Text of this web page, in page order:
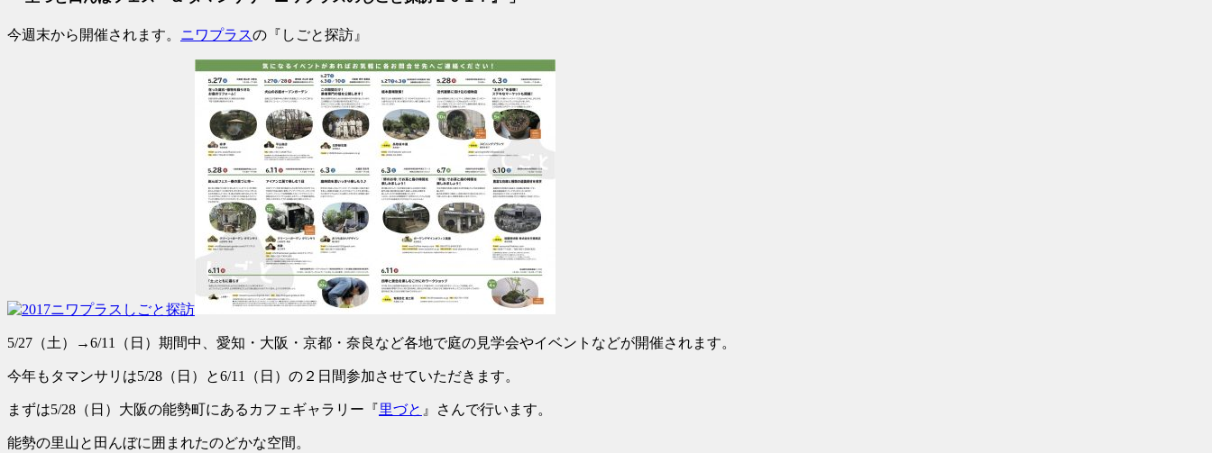
今週末から開催されます。 ニワプラスの『しごと探訪』
5/27（土）→6/11（日）期間中、愛知・大阪・京都・奈良など各地で庭の見学会やイベントなどが開催されます。
今年もタマンサリは5/28（日）と6/11（日）の２日間参加させていただきます。
まずは5/28（日）大阪の能勢町にあるカフェギャラリー『里づと 』さんで行います。
能勢の里山と田んぼに囲まれたのどかな空間。